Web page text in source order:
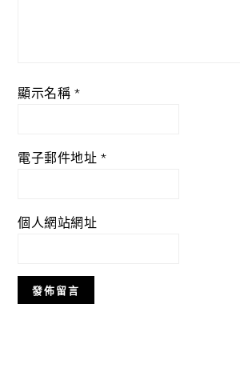
顯示名稱 *
電子郵件地址 *
個人網站網址